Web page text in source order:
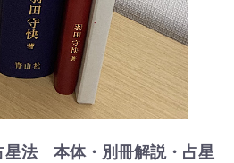
星法 本体・別冊解説・占星